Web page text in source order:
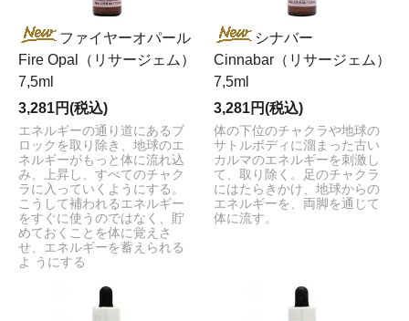
ファイヤーオパール
Fire Opal（リサージェム）
7,5ml
3,281円(税込)
エネルギーの通り道にあるブ
ロックを取り除き、地球のエ
ネルギーがもっと体に流れ込
み、上昇し、すべてのチャク
ラに入っていくようにする。
こうして補われるエネルギー
をすぐに使うのではなく、貯
めておくことを体に覚えさ
せ、エネルギーを蓄えられる
よ うにする
シナバー
Cinnabar（リサージェム）
7,5ml
3,281円(税込)
体の下位のチャクラや地球の
サトルボディに溜まった古い
カルマのエネルギーを刺激し
て、取り除く。足のチャクラ
にはたらきかけ、地球からの
エネルギーを、両脚を通じて
体に流す。